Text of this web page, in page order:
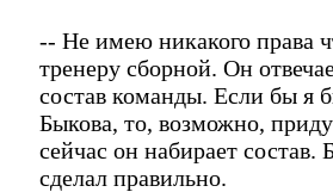
-- Не имею никакого права
тренеру сборной. Он
состав команды. Если бы я
Быкова, то, возможно,
сейчас он набирает состав.
сделал правильно.